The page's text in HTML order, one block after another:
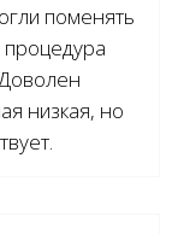
поменять
низкая, но